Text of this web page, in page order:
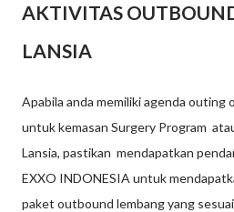
AKTIVITAS
LANSIA
Apabila anda memiliki agenda
untuk kemasan Surgery Program
Lansia, pastikan mendapatkan
EXXO INDONESIA untuk
paket outbound lembang yang